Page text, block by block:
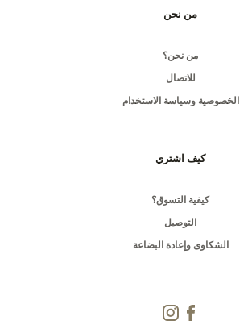
من نحن
من نحن؟
للاتصال
الخصوصية وسياسة الاستخدام
كيف اشتري
كيفية التسوق؟
التوصيل
الشكاوى وإعادة البضاعة